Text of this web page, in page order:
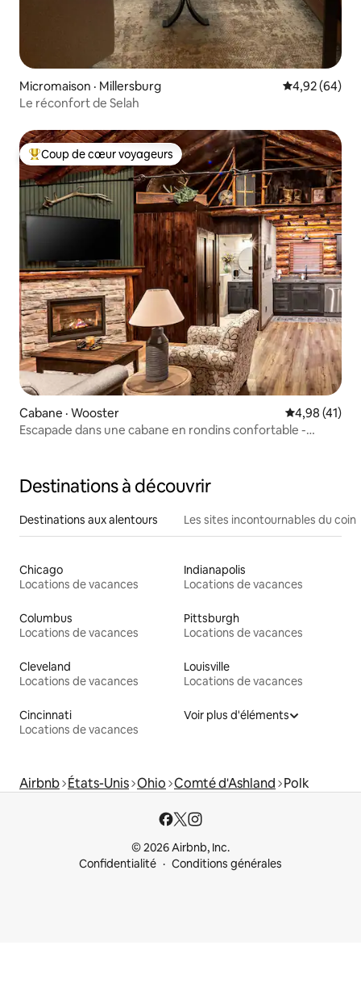
Micromaison · Millersburg Note
4,92 (64)
Le réconfort de Selah
Coup de cœur voyageurs parmi les plus aimés
Coup de cœur voyageurs
Cabane · Wooster Note
4,98 (41)
Escapade dans une cabane en rondins confortable -
Destinations à découvrir
Destinations aux alentours Les sites incontournables du coin
Chicago
Locations de vacances
Indianapolis
Locations de vacances
Columbus
Locations de vacances
Pittsburgh
Locations de vacances
Cleveland
Locations de vacances
Louisville
Locations de vacances
Cincinnati
Locations de vacances
Voir plus d'éléments
Airbnb États-Unis Ohio Comté d'Ashland Polk
© 2026 Airbnb, Inc.
Confidentialité
Conditions générales